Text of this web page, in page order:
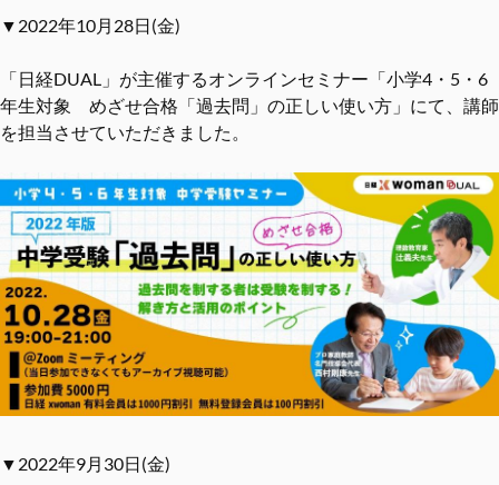
▼2022年10月28日(金)
「日経DUAL」が主催するオンラインセミナー「小学4・5・6
年生対象 めざせ合格「過去問」の正しい使い方」にて、講師
を担当させていただきました。
▼2022年9月30日(金)